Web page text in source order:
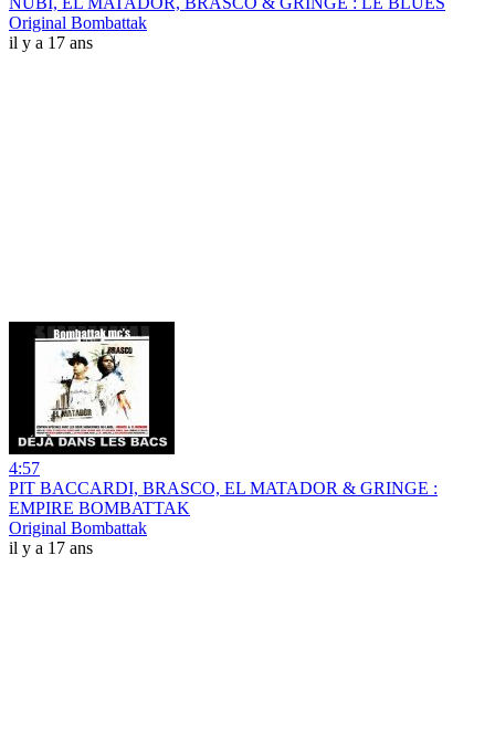
Original Bombattak
il y a 17 ans
4:57
PIT BACCARDI, BRASCO, EL MATADOR & GRINGE :
EMPIRE BOMBATTAK
Original Bombattak
il y a 17 ans